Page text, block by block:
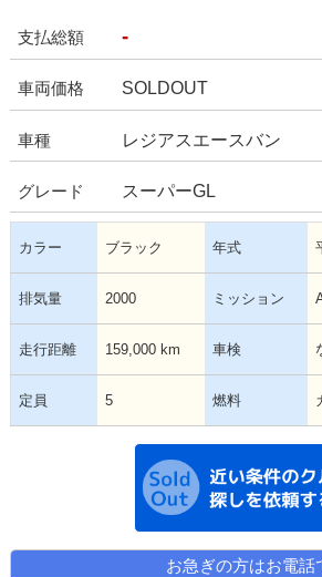
支払総額 -
車両価格 SOLDOUT
車種 レジアスエースバン
グレード スーパーGL
カラー ブラック 年式
排気量 2000 ミッション
走行距離 159,000 km 車検
定員 5 燃料
お急ぎの方はお電話